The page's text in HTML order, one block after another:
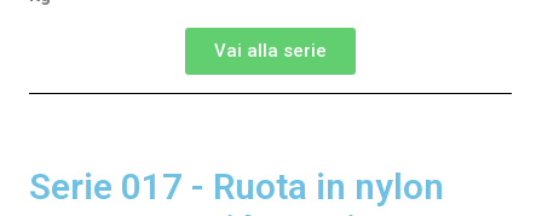
Vai alla serie
Serie 017 - Ruota in nylon